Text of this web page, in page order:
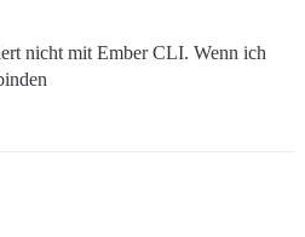
nicht mit Ember CLI. Wenn ich